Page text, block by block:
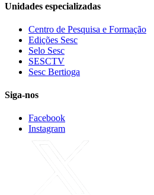
Unidades especializadas
Centro de Pesquisa e Formação
Edições Sesc
Selo Sesc
SESCTV
Sesc Bertioga
Siga-nos
Facebook
Instagram